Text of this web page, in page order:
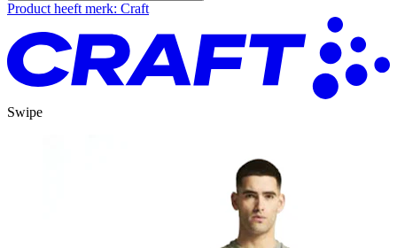
Product heeft merk: Craft
Swipe